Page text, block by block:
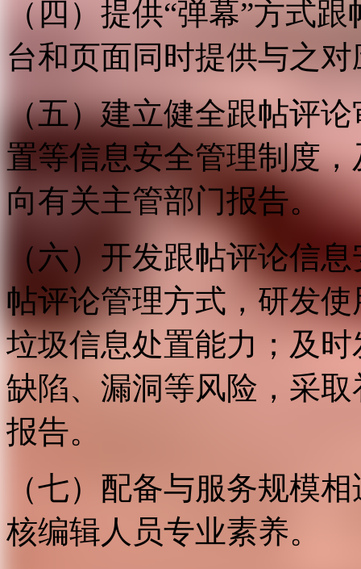
（四）提供“弹幕”方式
台和页面同时提供与之
（五）建立健全跟帖评
置等信息安全管理制度
向有关主管部门报告。
（六）开发跟帖评论信
帖评论管理方式，研发
垃圾信息处置能力；及
缺陷、漏洞等风险，采
报告。
（七）配备与服务规模
核编辑人员专业素养。